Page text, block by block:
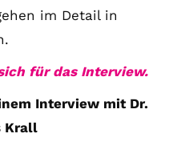
im Detail in
für das Interview.
Interview mit Dr.
Krall